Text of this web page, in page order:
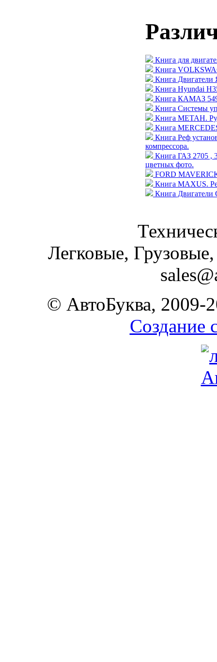
Книга для
Книга
Книга
Книга Hyundai
Книга КАМАЗ
Книга Системы
Книга МЕТАН.
Книга
Книга Реф
компрессора.
Книга ГАЗ 2705 ,
цветных фото.
FORD
Книга MAXUS.
Книга Двигатели
Легковые,
© АвтоБуква, 2009-
Создание